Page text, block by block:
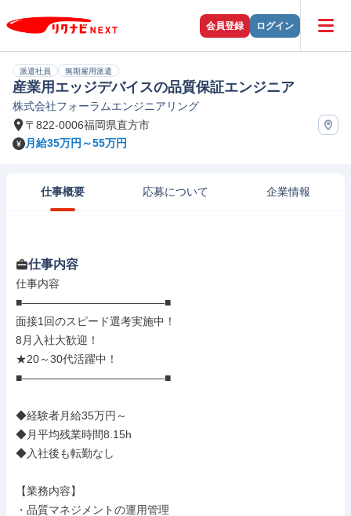
会員登録 ログイン
派遣社員 無期雇用派遣
産業用エッジデバイスの品質保証エンジニア
株式会社フォーラムエンジニアリング
〒822-0006福岡県直方市
月給35万円～55万円
仕事概要 応募について 企業情報
仕事内容
仕事内容
■―――――――――――――■
面接1回のスピード選考実施中！
8月入社大歓迎！
★20～30代活躍中！
■―――――――――――――■
◆経験者月給35万円～
◆月平均残業時間8.15h
◆入社後も転勤なし
【業務内容】
・品質マネジメントの運用管理